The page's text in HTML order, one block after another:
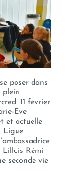
poser dans
plein
11 février.
Ève
et actuelle
Ligue
Lillois Rémi
seconde vie